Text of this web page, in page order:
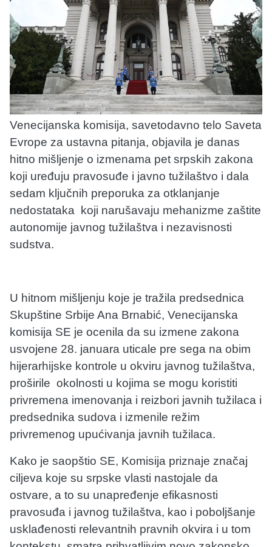
Venecijanska komisija, savetodavno telo Saveta
Evrope za ustavna pitanja, objavila je danas
hitno mišljenje o izmenama pet srpskih zakona
koji uređuju pravosuđe i javno tužilaštvo i dala
sedam ključnih preporuka za otklanjanje
nedostataka koji narušavaju mehanizme zaštite
autonomije javnog tužilaštva i nezavisnosti
sudstva.
U hitnom mišljenju koje je tražila predsednica
Skupštine Srbije Ana Brnabić, Venecijanska
komisija SE je ocenila da su izmene zakona
usvojene 28. januara uticale pre sega na obim
hijerarhijske kontrole u okviru javnog tužilaštva,
proširile okolnosti u kojima se mogu koristiti
privremena imenovanja i reizbori javnih tužilaca i
predsednika sudova i izmenile režim
privremenog upućivanja javnih tužilaca.
Kako je saopštio SE, Komisija priznaje značaj
ciljeva koje su srpske vlasti nastojale da
ostvare, a to su unapređenje efikasnosti
pravosuđa i javnog tužilaštva, kao i poboljšanje
usklađenosti relevantnih pravnih okvira i u tom